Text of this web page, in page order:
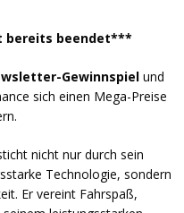
bereits beendet***
Gewinnspiel und
sich einen Mega-Preise
nicht nur durch sein
Technologie, sondern
Er vereint Fahrspaß,